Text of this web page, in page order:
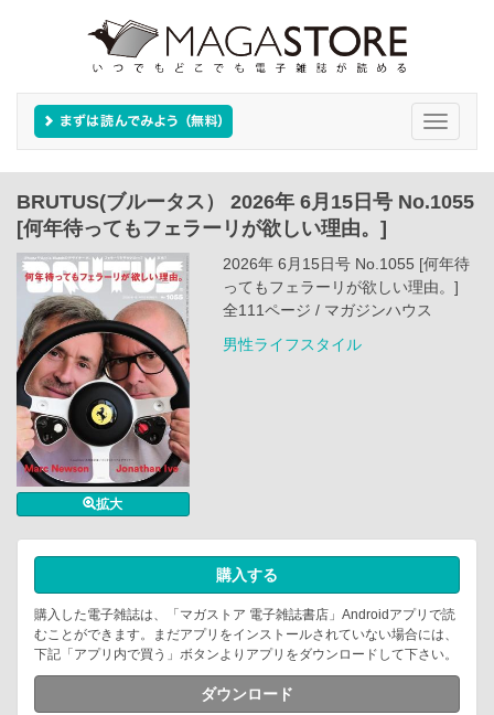
Toggle
BRUTUS(ブルータス） 2026年 6月15日号 No.1055
[何年待ってもフェラーリが欲しい理由。]
拡大
2026年 6月15日号 No.1055 [何年待
ってもフェラーリが欲しい理由。]
全111ページ / マガジンハウス
男性ライフスタイル
購入する
購入した電子雑誌は、「マガストア 電子雑誌書店」Androidアプリで読
むことができます。まだアプリをインストールされていない場合には、
下記「アプリ内で買う」ボタンよりアプリをダウンロードして下さい。
ダウンロード